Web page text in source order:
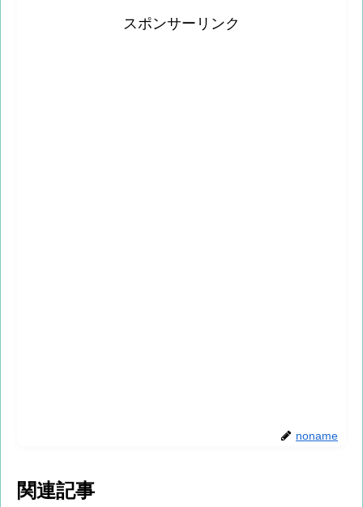
スポンサーリンク
noname
関連記事